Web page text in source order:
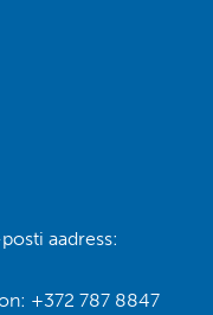
aadress:
+372 787 8847